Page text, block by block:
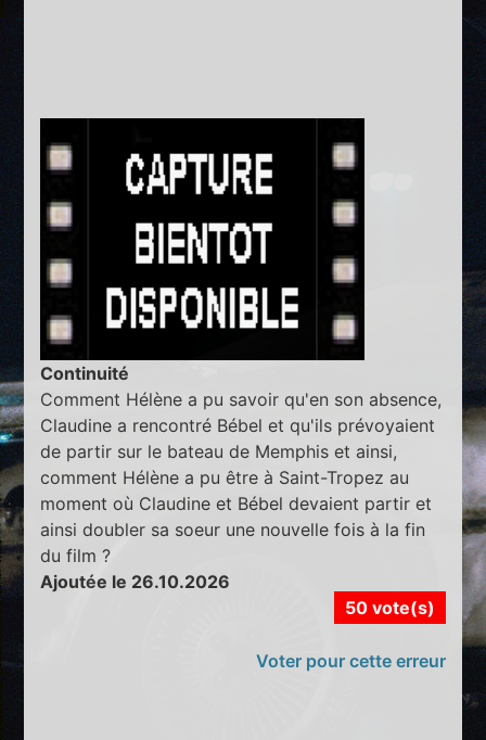
Continuité
Comment Hélène a pu savoir qu'en son absence,
Claudine a rencontré Bébel et qu'ils prévoyaient
de partir sur le bateau de Memphis et ainsi,
comment Hélène a pu être à Saint-Tropez au
moment où Claudine et Bébel devaient partir et
ainsi doubler sa soeur une nouvelle fois à la fin
du film ?
Ajoutée le 26.10.2026
50 vote(s)
Voter pour cette erreur